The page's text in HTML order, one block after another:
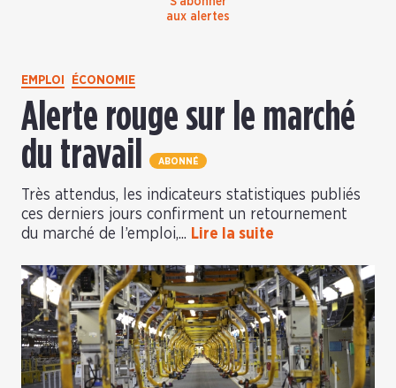
aux alertes
EMPLOI ÉCONOMIE
Alerte rouge sur le marché
du travail
ABONNÉ
Très attendus, les indicateurs statistiques publiés
ces derniers jours confirment un retournement
du marché de l’emploi,... Lire la suite